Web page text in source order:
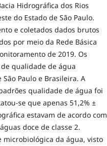
Hidrográfica dos Rios
do Estado de São Paulo.
e coletados dados brutos
por meio da Rede Básica
de 2019. Os
qualidade de água
Paulo e Brasileira. A
qualidade de água foi
se que apenas 51,2% ±
estavam de acordo com
doce de classe 2.
microbiológica da água, visto